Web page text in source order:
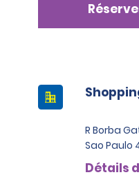
R Borba
Sao Paulo
Détails